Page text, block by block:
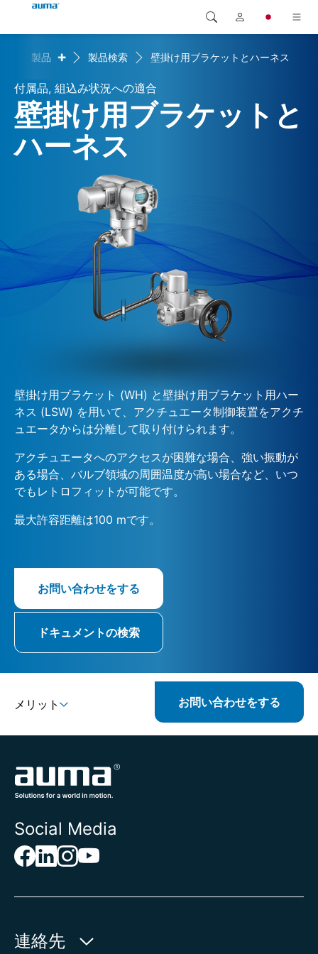
製品
ソリューション
ダウンロード
連絡先
Global
ヨーロッパ
アジア・太平洋地域
検索
製品 + 製品検索 壁掛け用ブラケットとハーネス
付属品, 組込み状況への適合
壁掛け用ブラケットと
ハーネス
壁掛け用ブラケット (WH) と壁掛け用ブラケット用ハー
ネス (LSW) を用いて、アクチュエータ制御装置をアクチ
ュエータからは分離して取り付けられます。
アクチュエータへのアクセスが困難な場合、強い振動が
ある場合、バルブ領域の周囲温度が高い場合など、いつ
でもレトロフィットが可能です。
最大許容距離は100 mです。
お問い合わせをする
ドキュメントの検索
メリット お問い合わせをする
Social Media
連絡先